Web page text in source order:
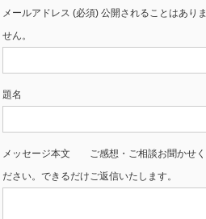
メールアドレス (必須) 公開されることはありま
せん。
題名
メッセージ本文 ご感想・ご相談お聞かせく
ださい。できるだけご返信いたします。